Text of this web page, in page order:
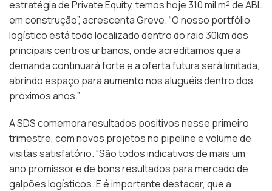
estratégia de Private Equity, temos hoje 310 mil m² de ABL
em construção”, acrescenta Greve. “O nosso portfólio
logístico está todo localizado dentro do raio 30km dos
principais centros urbanos, onde acreditamos que a
demanda continuará forte e a oferta futura será limitada,
abrindo espaço para aumento nos aluguéis dentro dos
próximos anos.”
A SDS comemora resultados positivos nesse primeiro
trimestre, com novos projetos no pipeline e volume de
visitas satisfatório. “São todos indicativos de mais um
ano promissor e de bons resultados para mercado de
galpões logísticos. E é importante destacar, que a